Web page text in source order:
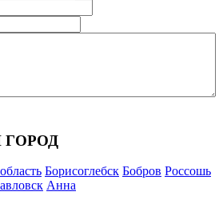
Борисоглебск Бобров Россошь
Анна